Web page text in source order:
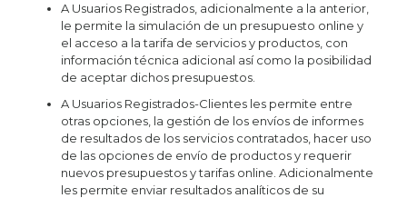
A Usuarios Registrados, adicionalmente a la anterior,
le permite la simulación de un presupuesto online y
el acceso a la tarifa de servicios y productos, con
información técnica adicional así como la posibilidad
de aceptar dichos presupuestos.
A Usuarios Registrados-Clientes les permite entre
otras opciones, la gestión de los envíos de informes
de resultados de los servicios contratados, hacer uso
de las opciones de envío de productos y requerir
nuevos presupuestos y tarifas online. Adicionalmente
les permite enviar resultados analíticos de su